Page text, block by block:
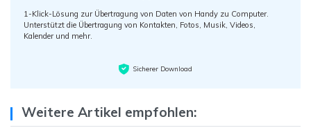
1-Klick-Lösung zur Übertragung von Daten von Handy zu Computer.
Unterstützt die Übertragung von Kontakten, Fotos, Musik, Videos,
Kalender und mehr.
Sicherer Download
Weitere Artikel empfohlen: